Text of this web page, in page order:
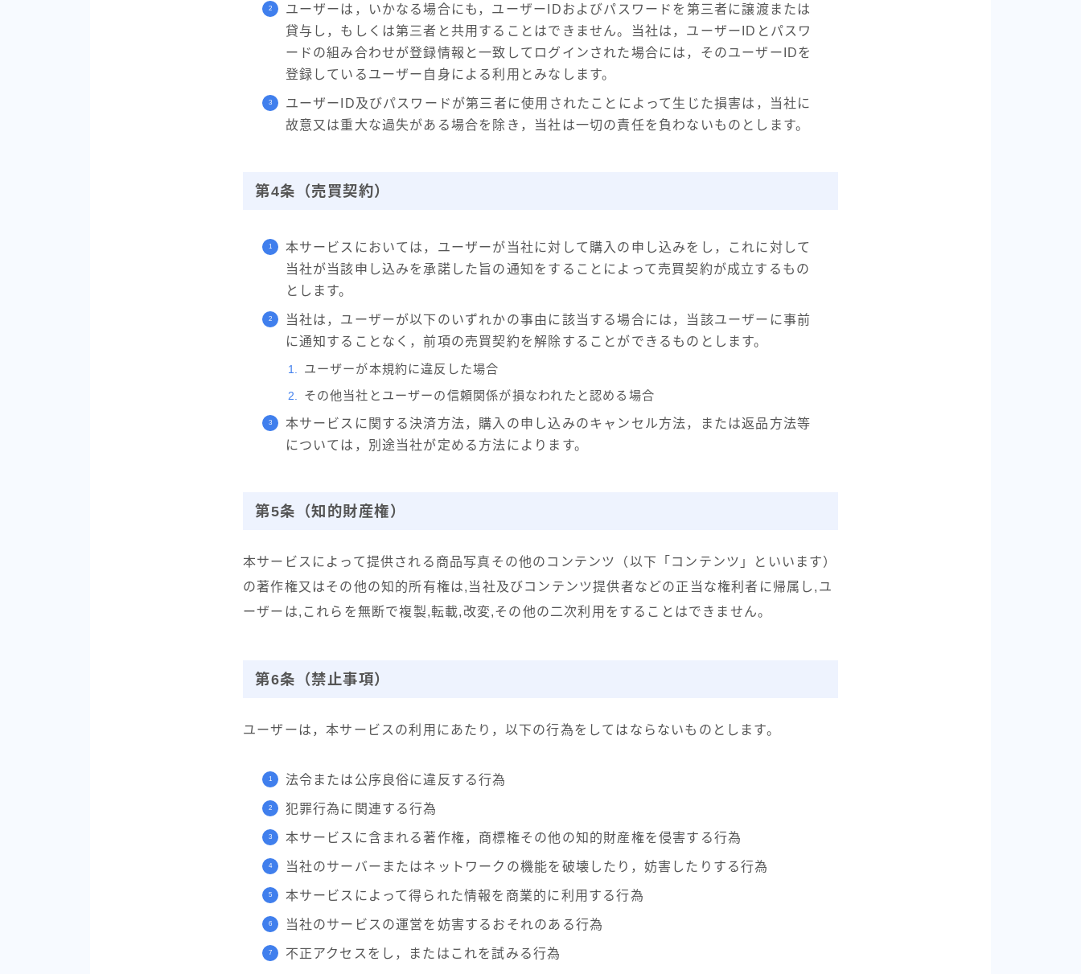
ユーザーは，いかなる場合にも，ユーザーIDおよびパスワードを第三者に譲渡または
貸与し，もしくは第三者と共用することはできません。当社は，ユーザーIDとパスワ
ードの組み合わせが登録情報と一致してログインされた場合には，そのユーザーIDを
登録しているユーザー自身による利用とみなします。
ユーザーID及びパスワードが第三者に使用されたことによって生じた損害は，当社に
故意又は重大な過失がある場合を除き，当社は一切の責任を負わないものとします。
第4条（売買契約）
本サービスにおいては，ユーザーが当社に対して購入の申し込みをし，これに対して
当社が当該申し込みを承諾した旨の通知をすることによって売買契約が成立するもの
とします。
当社は，ユーザーが以下のいずれかの事由に該当する場合には，当該ユーザーに事前
に通知することなく，前項の売買契約を解除することができるものとします。
ユーザーが本規約に違反した場合
その他当社とユーザーの信頼関係が損なわれたと認める場合
本サービスに関する決済方法，購入の申し込みのキャンセル方法，または返品方法等
については，別途当社が定める方法によります。
第5条（知的財産権）
本サービスによって提供される商品写真その他のコンテンツ（以下「コンテンツ」といいます）
の著作権又はその他の知的所有権は,当社及びコンテンツ提供者などの正当な権利者に帰属し,ユ
ーザーは,これらを無断で複製,転載,改変,その他の二次利用をすることはできません。
第6条（禁止事項）
ユーザーは，本サービスの利用にあたり，以下の行為をしてはならないものとします。
法令または公序良俗に違反する行為
犯罪行為に関連する行為
本サービスに含まれる著作権，商標権その他の知的財産権を侵害する行為
当社のサーバーまたはネットワークの機能を破壊したり，妨害したりする行為
本サービスによって得られた情報を商業的に利用する行為
当社のサービスの運営を妨害するおそれのある行為
不正アクセスをし，またはこれを試みる行為